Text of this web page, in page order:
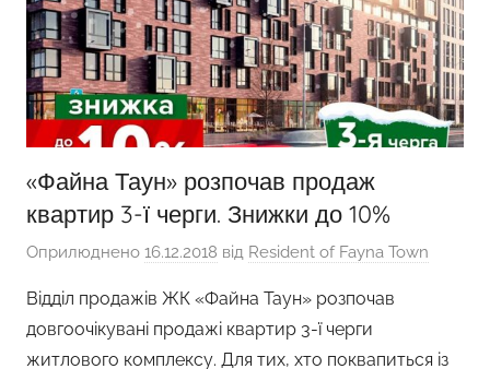
«Файна Таун» розпочав продаж
квартир 3-ї черги. Знижки до 10%
Оприлюднено 16.12.2018 від Resident of Fayna Town
Відділ продажів ЖК «Файна Таун» розпочав
довгоочікувані продажі квартир 3-ї черги
житлового комплексу. Для тих, хто поквапиться із